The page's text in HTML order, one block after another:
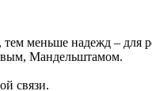
меньше надежд – для
Мандельштамом.
связи.